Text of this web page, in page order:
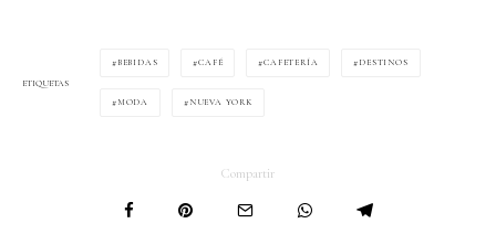
ETIQUETAS
BEBIDAS CAFÉ CAFETERÍA DESTINOS
MODA NUEVA YORK
Compartir